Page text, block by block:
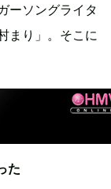
ーソングライタ
まり」。そこに
た